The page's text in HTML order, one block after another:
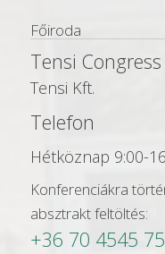
Főiroda
Tensi
Tensi Kft.
Telefon
Hétköznap 9:00-
Konferenciákra
absztrakt feltöltés:
+36 70 4545